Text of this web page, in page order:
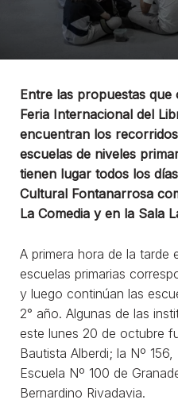
Entre las propuestas que
Feria Internacional del
encuentran los
escuelas de niveles
tienen lugar todos los
Cultural Fontanarrosa
La Comedia y en la Sala
A primera hora de la tarde
escuelas primarias
y luego continúan las
2° año. Algunas de las
este lunes 20 de octubre
Bautista Alberdi; la Nº
Escuela Nº 100 de
Bernardino Rivadavia.